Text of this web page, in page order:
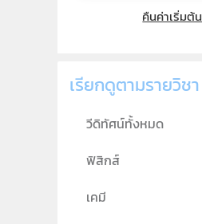
คืนค่าเริ่มต้น
เรียกดูตามรายวิชา
วีดิทัศน์ทั้งหมด
ฟิสิกส์
เคมี